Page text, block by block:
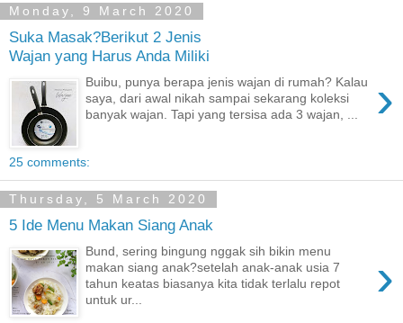
Monday, 9 March 2020
Suka Masak?Berikut 2 Jenis
Wajan yang Harus Anda Miliki
›
Buibu, punya berapa jenis wajan di rumah? Kalau
saya, dari awal nikah sampai sekarang koleksi
banyak wajan. Tapi yang tersisa ada 3 wajan, ...
25 comments:
Thursday, 5 March 2020
5 Ide Menu Makan Siang Anak
›
Bund, sering bingung nggak sih bikin menu
makan siang anak?setelah anak-anak usia 7
tahun keatas biasanya kita tidak terlalu repot
untuk ur...